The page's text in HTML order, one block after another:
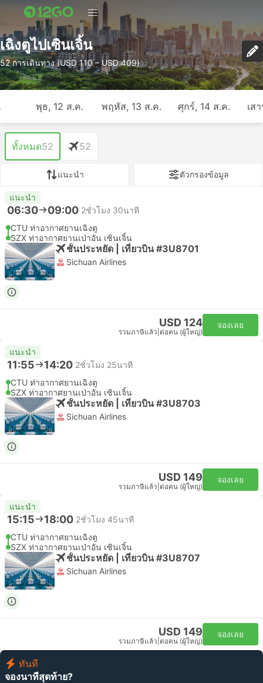
เฉิงตูไปเซินเจิ้น
52 การเดินทาง (USD 110 – USD 409)
พุธ, 12 ส.ค. พฤหัส, 13 ส.ค. ศุกร์, 14 ส.ค. เส
ทั้งหมด52 52
แนะนำ ตัวกรองข้อมูล
แนะนำ
06:30 09:00 2ชั่วโมง 30นาที
CTU ท่าอากาศยานเฉิงตู
SZX ท่าอากาศยานเป่าอัน เซินเจิ้น
ชั้นประหยัด | เที่ยวบิน #3U8701
Sichuan Airlines
USD 124
รวมภาษีแล้ว ต่อคน (ผู้ใหญ่)
จองเลย
แนะนำ
11:55 14:20 2ชั่วโมง 25นาที
CTU ท่าอากาศยานเฉิงตู
SZX ท่าอากาศยานเป่าอัน เซินเจิ้น
ชั้นประหยัด | เที่ยวบิน #3U8703
Sichuan Airlines
USD 149
รวมภาษีแล้ว ต่อคน (ผู้ใหญ่)
จองเลย
แนะนำ
15:15 18:00 2ชั่วโมง 45นาที
CTU ท่าอากาศยานเฉิงตู
SZX ท่าอากาศยานเป่าอัน เซินเจิ้น
ชั้นประหยัด | เที่ยวบิน #3U8707
Sichuan Airlines
USD 149
รวมภาษีแล้ว ต่อคน (ผู้ใหญ่)
จองเลย
ทันที
จองนาทีสุดท้าย?